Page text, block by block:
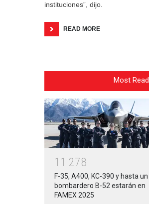
instituciones”, dijo.
READ MORE
Most Read
1 1 278
F-35, A400, KC-390 y hasta un
bombardero B-52 estarán en
FAMEX 2025